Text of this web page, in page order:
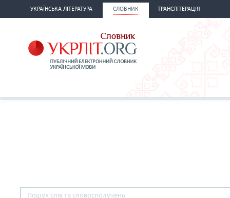
УКРАЇНСЬКА ЛІТЕРАТУРА СЛОВНИК ТРАНСЛІТЕРАЦІЯ